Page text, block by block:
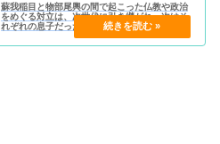
蘇我稲目と物部尾輿の間で起こった仏教や政治
をめぐる対立は、次世代に引き継がれ、次はそ
れぞれの息子だった蘇我馬子と物部守屋が対立
することになります。